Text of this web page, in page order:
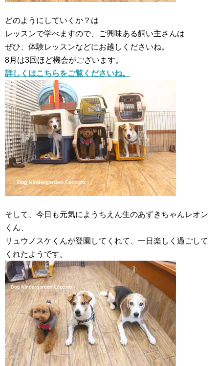
どのようにしていくか？は
レッスンで学べますので、ご興味ある飼い主さんは
ぜひ、体験レッスンなどにお越しくださいね。
8月は3回ほど機会がございます。
詳しくはこちらをご覧くださいね。
そして、今日も元気にようちえん生のあずきちゃんレオン
くん、
リュウノスケくんが登園してくれて、一日楽しく過ごして
くれたようです。